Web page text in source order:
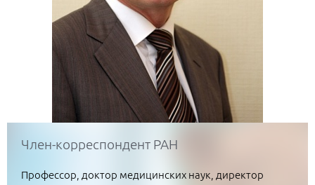
Член-корреспондент РАН
Профессор, доктор медицинских наук, директор